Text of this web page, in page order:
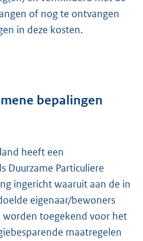
of nog te ontvangen
in deze kosten.
bepalingen
heeft een
Duurzame Particuliere
ingericht waaruit aan de in
eigenaar/bewoners
worden toegekend voor het
maatregelen